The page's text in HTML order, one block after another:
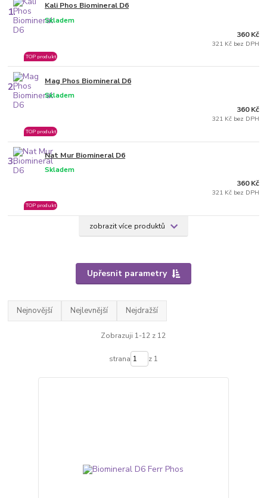
1. Kali Phos Biomineral D6
Skladem
TOP produkt
360 Kč
321 Kč bez DPH
2. Mag Phos Biomineral D6
Skladem
TOP produkt
360 Kč
321 Kč bez DPH
3. Nat Mur Biomineral D6
Skladem
TOP produkt
360 Kč
321 Kč bez DPH
zobrazit více produktů
Upřesnit parametry
Nejnovější Nejlevnější Nejdražší
Zobrazuji 1-12 z 12
strana z 1